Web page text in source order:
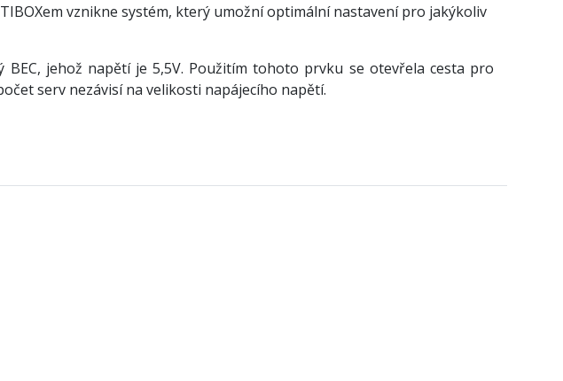
vznikne systém, který umožní optimální nastavení pro jakýkoliv
jehož napětí je 5,5V. Použitím tohoto prvku se otevřela cesta pro
serv nezávisí na velikosti napájecího napětí.